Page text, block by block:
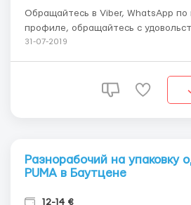
Обращайтесь в Viber, WhatsApp по
профиле, обращайтесь с
проконсультирую вас. Локализация: Берлин. Вакансия:
Обязанности: Фасовка, упаковка,
31-07-2019
Разнорабочий на упаковку
PUMA в Баутцене
12-14 €